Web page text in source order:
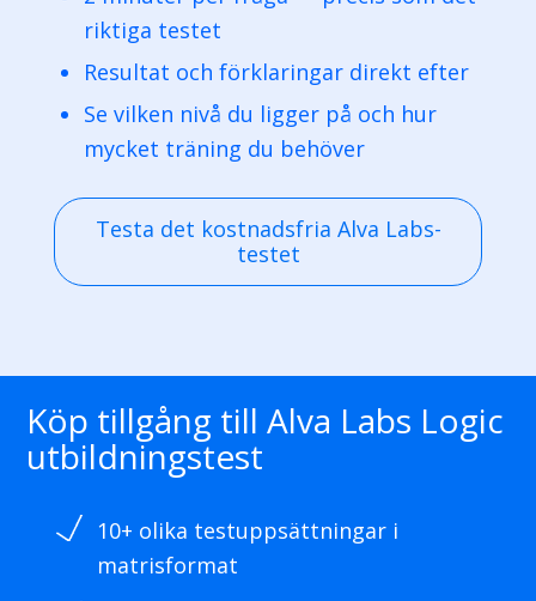
riktiga testet
Resultat och förklaringar direkt efter
Se vilken nivå du ligger på och hur
mycket träning du behöver
Testa det kostnadsfria Alva Labs-
testet
Köp tillgång till Alva Labs Logic
utbildningstest
10+ olika testuppsättningar i
matrisformat